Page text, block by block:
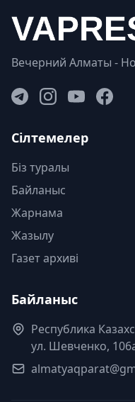
Вечерний Алматы -
Сілтемелер
Біз туралы
Байланыс
Жарнама
Жазылу
Газет архиві
Байланыс
Республика
ул. Шевченко,